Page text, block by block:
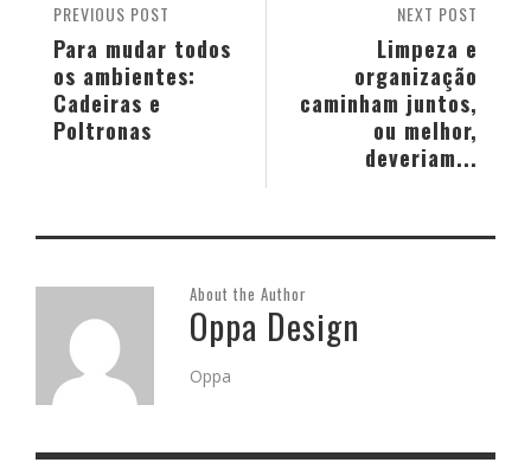
NEXT POST
Limpeza e
organização
caminham juntos,
ou melhor,
deveriam...
PREVIOUS POST
Para mudar todos
os ambientes:
Cadeiras e
Poltronas
About the Author
Oppa Design
Oppa